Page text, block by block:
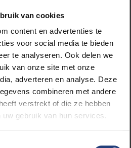
van cookies
content en advertenties te
voor social media te bieden
te analyseren. Ook delen we
van onze site met onze
adverteren en analyse. Deze
combineren met andere
verstrekt of die ze hebben
gebruik van hun services.
droegen
en lijken wat
die van plesiosauriërs
In het water
zich met de armen voort,
en gebruikte hij zijn
te zoeken en om met een
te grijpen. Aan land
paleontologen af uit
rechtop zoals